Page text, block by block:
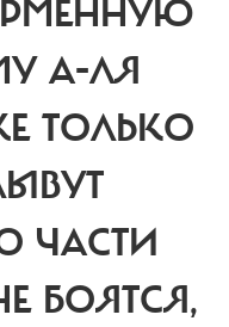
А-ЛЯ
ТОЛЬКО
ЧАСТИ
БОЯТСЯ,